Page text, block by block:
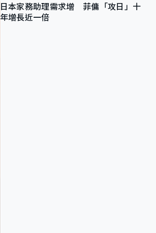
日本家務助理需求增 菲傭「攻日」十
年增長近一倍